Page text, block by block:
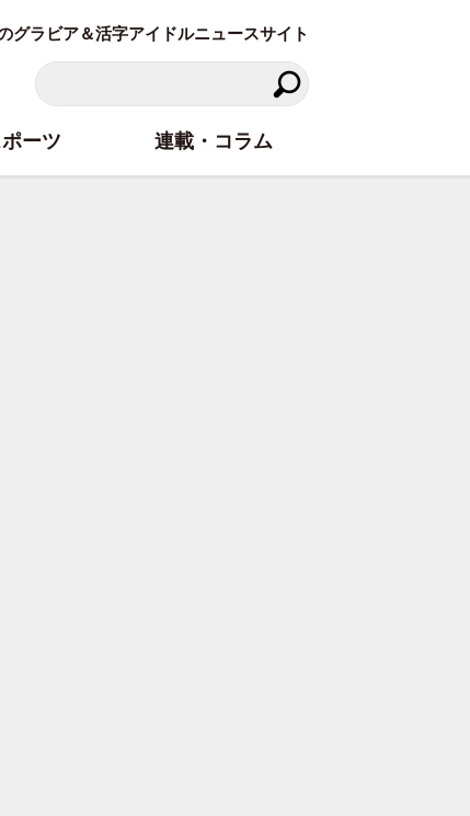
グラビア＆活字アイドルニュースサイト
ーツ 連載・コラム